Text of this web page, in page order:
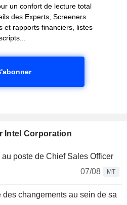
un confort de lecture total
des Experts, Screeners
et rapports financiers, listes
Intel Corporation
poste de Chief Sales Officer
07/08
MT
des changements au sein de sa